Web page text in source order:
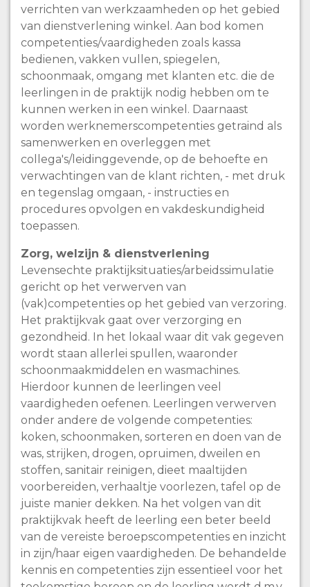
verrichten van werkzaamheden op het gebied
van dienstverlening winkel. Aan bod komen
competenties/vaardigheden zoals kassa
bedienen, vakken vullen, spiegelen,
schoonmaak, omgang met klanten etc. die de
leerlingen in de praktijk nodig hebben om te
kunnen werken in een winkel. Daarnaast
worden werknemerscompetenties getraind als
samenwerken en overleggen met
collega's/leidinggevende, op de behoefte en
verwachtingen van de klant richten, - met druk
en tegenslag omgaan, - instructies en
procedures opvolgen en vakdeskundigheid
toepassen.
Zorg, welzijn & dienstverlening
Levensechte praktijksituaties/arbeidssimulatie
gericht op het verwerven van
(vak)competenties op het gebied van verzoring.
Het praktijkvak gaat over verzorging en
gezondheid. In het lokaal waar dit vak gegeven
wordt staan allerlei spullen, waaronder
schoonmaakmiddelen en wasmachines.
Hierdoor kunnen de leerlingen veel
vaardigheden oefenen. Leerlingen verwerven
onder andere de volgende competenties:
koken, schoonmaken, sorteren en doen van de
was, strijken, drogen, opruimen, dweilen en
stoffen, sanitair reinigen, dieet maaltijden
voorbereiden, verhaaltje voorlezen, tafel op de
juiste manier dekken. Na het volgen van dit
praktijkvak heeft de leerling een beter beeld
van de vereiste beroepscompetenties en inzicht
in zijn/haar eigen vaardigheden. De behandelde
kennis en competenties zijn essentieel voor het